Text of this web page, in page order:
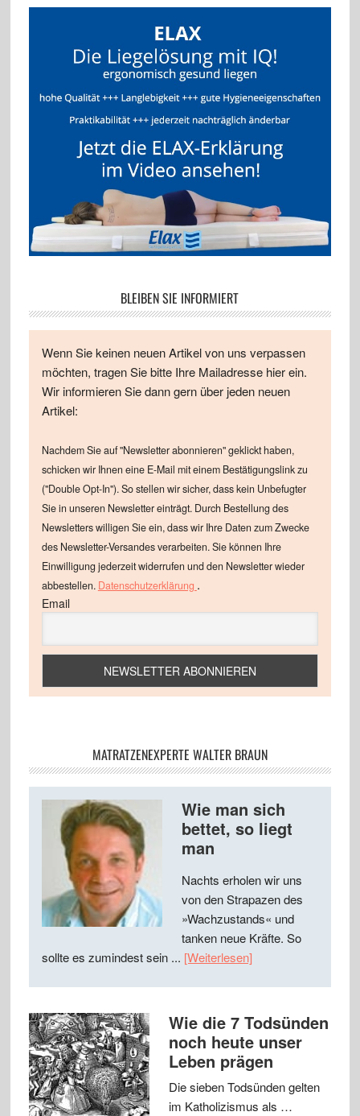
BLEIBEN SIE INFORMIERT
Wenn Sie keinen neuen Artikel von uns verpassen
möchten, tragen Sie bitte Ihre Mailadresse hier ein.
Wir informieren Sie dann gern über jeden neuen
Artikel:
Nachdem Sie auf "Newsletter abonnieren" geklickt haben,
schicken wir Ihnen eine E-Mail mit einem Bestätigungslink zu
("Double Opt-In"). So stellen wir sicher, dass kein Unbefugter
Sie in unseren Newsletter einträgt. Durch Bestellung des
Newsletters willigen Sie ein, dass wir Ihre Daten zum Zwecke
des Newsletter-Versandes verarbeiten. Sie können Ihre
Einwilligung jederzeit widerrufen und den Newsletter wieder
abbestellen. Datenschutzerklärung .
Email
MATRATZENEXPERTE WALTER BRAUN
Wie man sich
bettet, so liegt
man
Nachts erholen wir uns
von den Strapazen des
»Wachzustands« und
tanken neue Kräfte. So
sollte es zumindest sein ... [Weiterlesen]
Wie die 7 Todsünden
noch heute unser
Leben prägen
Die sieben Todsünden gelten
im Katholizismus als …